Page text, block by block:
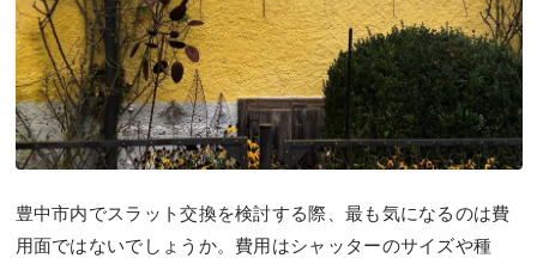
豊中市内でスラット交換を検討する際、最も気になるのは費
用面ではないでしょうか。費用はシャッターのサイズや種